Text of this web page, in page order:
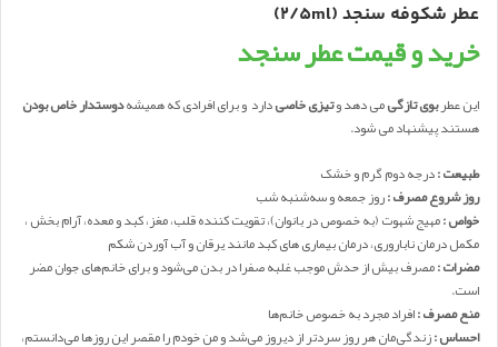
عطر شکوفه سنجد (2/5ml)
خرید و قیمت عطر سنجد
این عطربوی تازگیمی دهد وتیزی خاصیدارد و برای افرادی که همیشهدوستدار خاص بودن
هستند پیشنهاد می شود.
طبیعت :درجه دوم گرم و خشک
روز شروع مصرف :روز جمعه و سه‌شنبه شب
خواص :مهیج شهوت (به خصوص در بانوان)، تقویت کننده قلب، مغز، کبد و معده، آرام بخش ،
مکمل درمان ناباروری، درمان بیماری های کبد مانند یرقان و آب آوردن شکم
مضرات :مصرف بیش از حدش موجب غلبه صفرا در بدن می‌شود و برای خانم‌های جوان مضر
است.
منع مصرف :افراد مجرد به خصوص خانم‌ها
احساس :زندگی‌مان هر روز سردتر از دیروز می‌شد و من خودم را مقصر این روزها می‌دانستم،